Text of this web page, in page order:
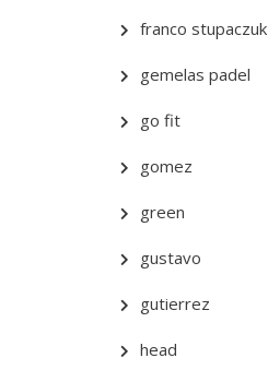
franco stupaczuk
gemelas padel
go fit
gomez
green
gustavo
gutierrez
head